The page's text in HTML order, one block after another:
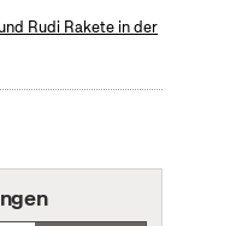
Rudi Rakete in der